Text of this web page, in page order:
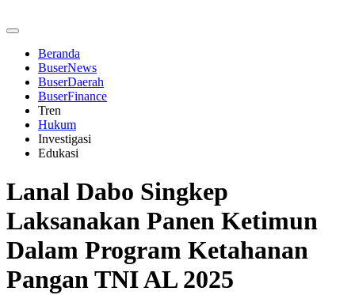
Beranda
BuserNews
BuserDaerah
BuserFinance
Tren
Hukum
Investigasi
Edukasi
Lanal Dabo Singkep
Laksanakan Panen Ketimun
Dalam Program Ketahanan
Pangan TNI AL 2025